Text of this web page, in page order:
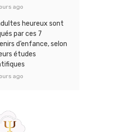
ago
heureux sont
par ces 7
d’enfance, selon
études
ago